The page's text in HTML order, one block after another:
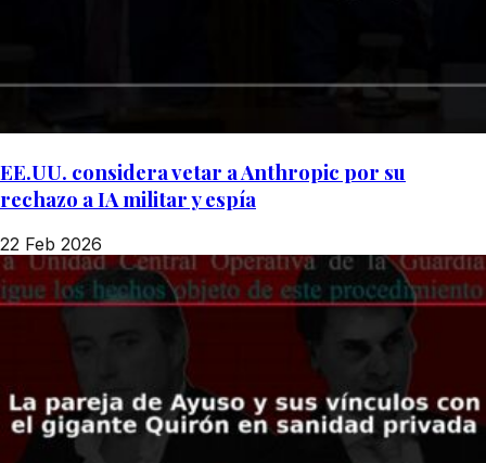
EE.UU. considera vetar a Anthropic por su
rechazo a IA militar y espía
22 Feb 2026